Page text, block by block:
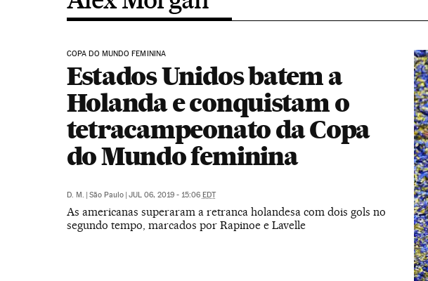
COPA DO MUNDO FEMININA
Estados Unidos batem a
Holanda e conquistam o
tetracampeonato da Copa
do Mundo feminina
D. M. | São Paulo | JUL 06, 2019 - 15:06 EDT
As americanas superaram a retranca holandesa com dois gols no
segundo tempo, marcados por Rapinoe e Lavelle